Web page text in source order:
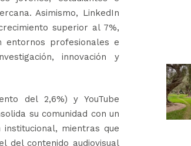
Asimismo, LinkedIn
superior al 7%,
entornos profesionales e
innovación y
del 2,6%) y YouTube
su comunidad con un
mientras que
del contenido audiovisual